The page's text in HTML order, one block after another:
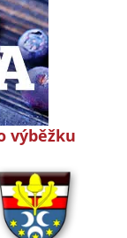
výběžku